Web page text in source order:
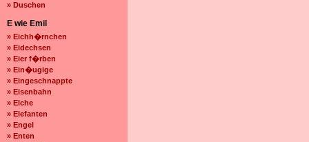
» Duschen
E wie Emil
» Eichh�rnchen
» Eidechsen
» Eier f�rben
» Ein�ugige
» Eingeschnappte
» Eisenbahn
» Elche
» Elefanten
» Engel
» Enten